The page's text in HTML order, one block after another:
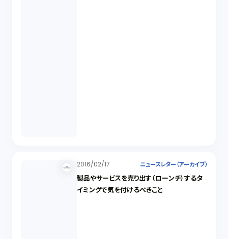
2016/02/17 ニュースレター（アーカイブ）
製品やサービスを売り出す（ローンチ）するタ
イミングで気を付けるべきこと